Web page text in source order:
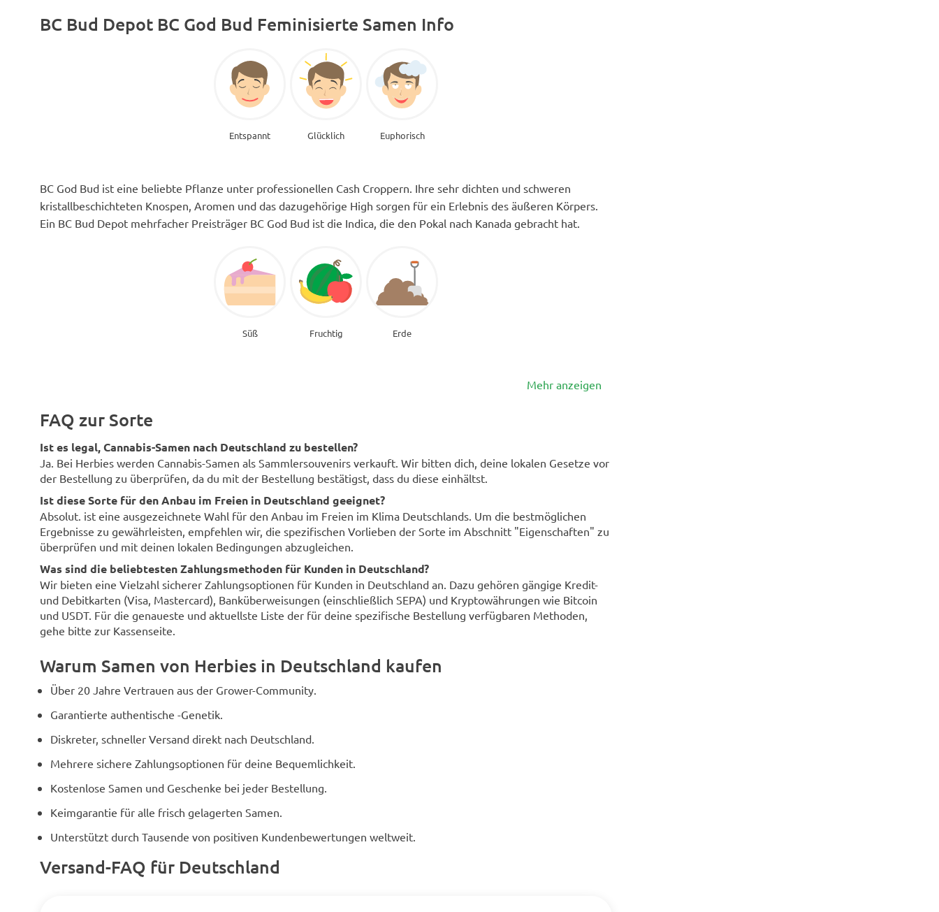
BC Bud Depot BC God Bud Feminisierte Samen Info
Entspannt Glücklich Euphorisch
BC God Bud ist eine beliebte Pflanze unter professionellen Cash Croppern. Ihre sehr dichten und schweren
kristallbeschichteten Knospen, Aromen und das dazugehörige High sorgen für ein Erlebnis des äußeren Körpers.
Ein BC Bud Depot mehrfacher Preisträger BC God Bud ist die Indica, die den Pokal nach Kanada gebracht hat.
Süß Fruchtig Erde
Mehr anzeigen
FAQ zur Sorte
Ist es legal, Cannabis-Samen nach Deutschland zu bestellen?
Ja. Bei Herbies werden Cannabis-Samen als Sammlersouvenirs verkauft. Wir bitten dich, deine lokalen Gesetze vor
der Bestellung zu überprüfen, da du mit der Bestellung bestätigst, dass du diese einhältst.
Ist diese Sorte für den Anbau im Freien in Deutschland geeignet?
Absolut. ist eine ausgezeichnete Wahl für den Anbau im Freien im Klima Deutschlands. Um die bestmöglichen
Ergebnisse zu gewährleisten, empfehlen wir, die spezifischen Vorlieben der Sorte im Abschnitt "Eigenschaften" zu
überprüfen und mit deinen lokalen Bedingungen abzugleichen.
Was sind die beliebtesten Zahlungsmethoden für Kunden in Deutschland?
Wir bieten eine Vielzahl sicherer Zahlungsoptionen für Kunden in Deutschland an. Dazu gehören gängige Kredit-
und Debitkarten (Visa, Mastercard), Banküberweisungen (einschließlich SEPA) und Kryptowährungen wie Bitcoin
und USDT. Für die genaueste und aktuellste Liste der für deine spezifische Bestellung verfügbaren Methoden,
gehe bitte zur Kassenseite.
Warum Samen von Herbies in Deutschland kaufen
Über 20 Jahre Vertrauen aus der Grower-Community.
Garantierte authentische -Genetik.
Diskreter, schneller Versand direkt nach Deutschland.
Mehrere sichere Zahlungsoptionen für deine Bequemlichkeit.
Kostenlose Samen und Geschenke bei jeder Bestellung.
Keimgarantie für alle frisch gelagerten Samen.
Unterstützt durch Tausende von positiven Kundenbewertungen weltweit.
Versand-FAQ für Deutschland